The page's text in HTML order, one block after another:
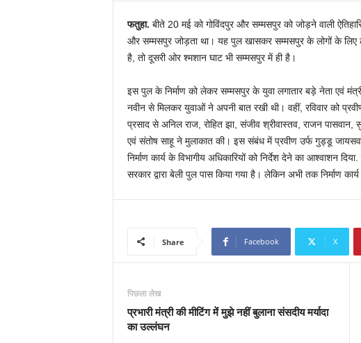
फतुहा. बीते 20 मई को गोविंदपुर और सम्मसपुर को जोड़ने वाली
और सम्मसपुर जोड़ता था। यह पुल खासकर सम्मसपुर के लोगों के लिए
है, तो दूसरी ओर श्मशान घाट भी सम्मसपुर में ही है।
इस पुल के निर्माण को लेकर सम्मसपुर के युवा लगातार बड़े नेता एवं
नवीन से मिलकर युवाओं ने अपनी बात रखी थी। वहीं, रविवार को
प्रसाद से अनिल राज, रोहित झा, संजीव श्रीवास्तव, राजन पासवान,
एवं संतोष साहू ने मुलाकात की। इस संबंध में प्रवीण उर्फ गुड्डू
निर्माण कार्य के विभागीय अधिकारियों को निर्देश देने का आश्वाशन
सरकार द्वारा बेली पुल पास किया गया है। लेकिन अभी तक निर्माण
Share Facebook X
पिछला लेख
प्रभारी मंत्री की मीटिंग में मुझे नहीं बुलाना संसदीय मर्यादा
का उल्लंघन